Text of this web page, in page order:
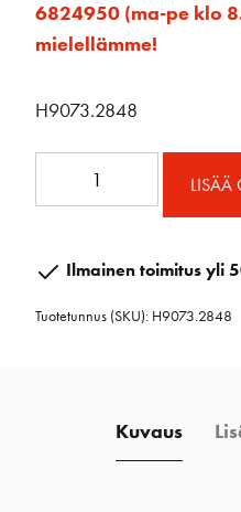
6824950 (ma-pe klo
mielellämme!
H9073.2848
mm
28-
LISÄÄ
Ilmainen toimitus yli
Tuotetunnus (SKU): H9073.2848
Kuvaus